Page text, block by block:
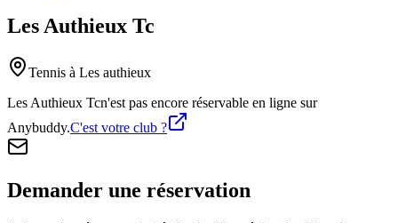
Les Authieux Tc
Tennis à Les authieux
Les Authieux Tcn'est pas encore réservable en ligne sur
Anybuddy.C'est votre club ?
Demander une réservation